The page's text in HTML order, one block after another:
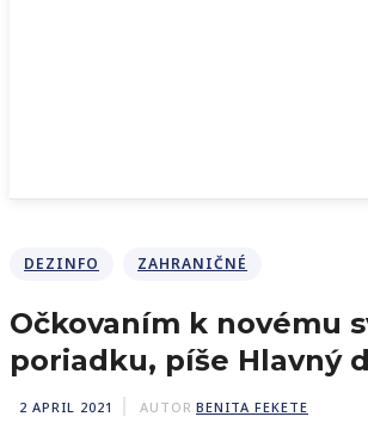
DEZINFO ZAHRANIČNÉ
Očkovaním k novému
poriadku, píše Hlavný
2 APRIL 2021 AUTOR BENITA FEKETE